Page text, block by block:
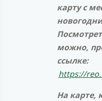
карту с
можно,
ссылке:
https://
На карте,